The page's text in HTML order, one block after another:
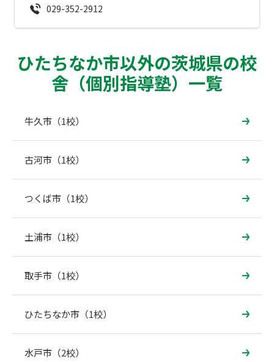
数字でなるほど！森塾
授業料等お問合わせはこちら
校舎一覧
029-352-2912
ひたちなか市以外の茨城県の校
舎（個別指導塾）一覧
牛久市（1校）
古河市（1校）
つくば市（1校）
土浦市（1校）
取手市（1校）
ひたちなか市（1校）
水戸市（2校）